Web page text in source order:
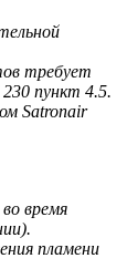
требует
пункт 4.5.
Satronair
время
пламени